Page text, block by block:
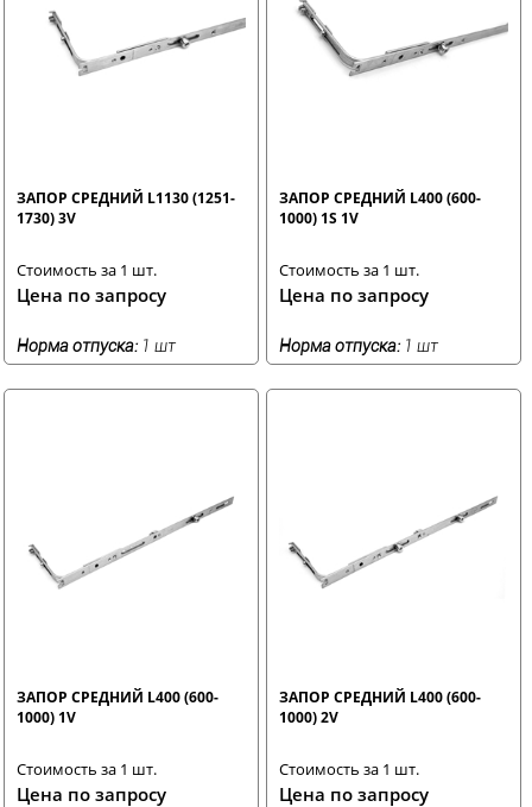
ЗАПОР СРЕДНИЙ L1130 (1251-
1730) 3V
Стоимость за 1 шт.
Цена по запросу
Норма отпуска: 1 шт
ЗАПОР СРЕДНИЙ L400 (600-
1000) 1S 1V
Стоимость за 1 шт.
Цена по запросу
Норма отпуска: 1 шт
ЗАПОР СРЕДНИЙ L400 (600-
1000) 1V
Стоимость за 1 шт.
Цена по запросу
ЗАПОР СРЕДНИЙ L400 (600-
1000) 2V
Стоимость за 1 шт.
Цена по запросу